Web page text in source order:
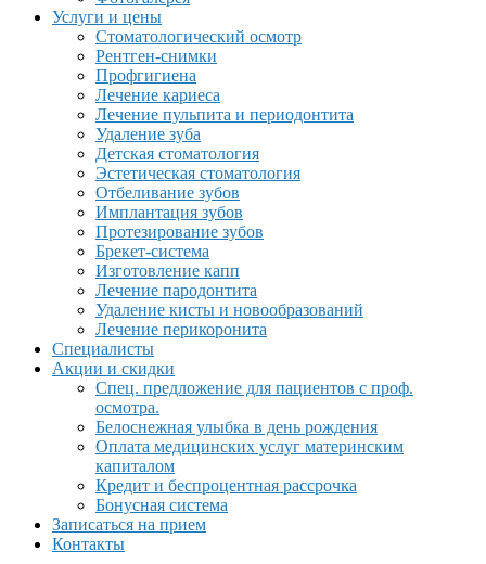
Услуги и цены
Стоматологический осмотр
Рентген-снимки
Профгигиена
Лечение кариеса
Лечение пульпита и периодонтита
Удаление зуба
Детская стоматология
Эстетическая стоматология
Отбеливание зубов
Имплантация зубов
Протезирование зубов
Брекет-система
Изготовление капп
Лечение пародонтита
Удаление кисты и новообразований
Лечение перикоронита
Специалисты
Акции и скидки
Спец. предложение для пациентов с проф.
осмотра.
Белоснежная улыбка в день рождения
Оплата медицинских услуг материнским
капиталом
Кредит и беспроцентная рассрочка
Бонусная система
Записаться на прием
Контакты